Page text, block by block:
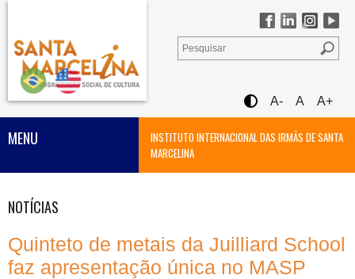
A- A A+
INSTITUTO INTERNACIONAL DAS IRMÃS DE SANTA
MARCELINA
MENU
NOTÍCIAS
Quinteto de metais da Juilliard School
faz apresentação única no MASP